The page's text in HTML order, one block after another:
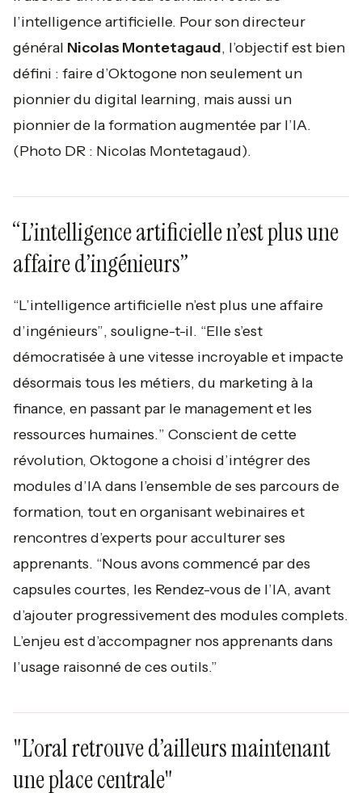
l’intelligence artificielle. Pour son directeur
général Nicolas Montetagaud, l’objectif est bien
défini : faire d’Oktogone non seulement un
pionnier du digital learning, mais aussi un
pionnier de la formation augmentée par l’IA.
(Photo DR : Nicolas Montetagaud).
“L’intelligence artificielle n’est plus une
affaire d’ingénieurs”
“L’intelligence artificielle n’est plus une affaire
d’ingénieurs”, souligne-t-il. “Elle s’est
démocratisée à une vitesse incroyable et impacte
désormais tous les métiers, du marketing à la
finance, en passant par le management et les
ressources humaines.” Conscient de cette
révolution, Oktogone a choisi d’intégrer des
modules d’IA dans l’ensemble de ses parcours de
formation, tout en organisant webinaires et
rencontres d’experts pour acculturer ses
apprenants. “Nous avons commencé par des
capsules courtes, les Rendez-vous de l’IA, avant
d’ajouter progressivement des modules complets.
L’enjeu est d’accompagner nos apprenants dans
l’usage raisonné de ces outils.”
"L’oral retrouve d’ailleurs maintenant
une place centrale"